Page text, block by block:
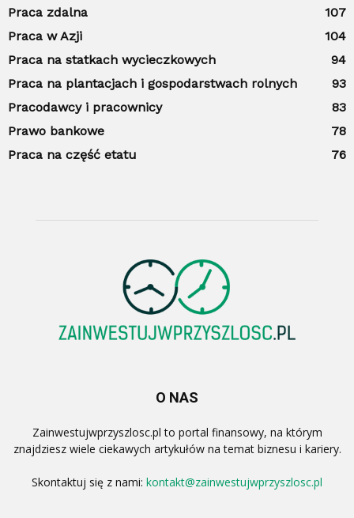
Praca zdalna
107
Praca w Azji
104
Praca na statkach wycieczkowych
94
Praca na plantacjach i gospodarstwach rolnych
93
Pracodawcy i pracownicy
83
Prawo bankowe
78
Praca na część etatu
76
O NAS
Zainwestujwprzyszlosc.pl to portal finansowy, na którym
znajdziesz wiele ciekawych artykułów na temat biznesu i kariery.
Skontaktuj się z nami: kontakt@zainwestujwprzyszlosc.pl